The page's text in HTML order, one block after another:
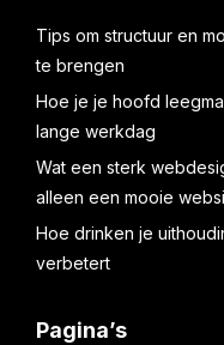
Tips om structuur en
te brengen
Hoe je je hoofd
lange werkdag
Wat een sterk
alleen een mooie
Hoe drinken je
verbetert
Pagina’s